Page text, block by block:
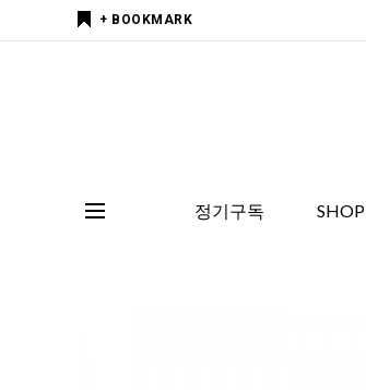
+ BOOKMARK
정기구독 SHOP